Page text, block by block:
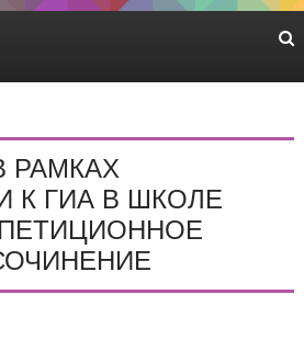
РАМКАХ
К ГИА В ШКОЛЕ